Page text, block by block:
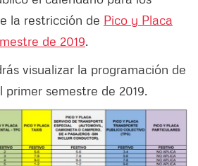
la restricción de Pico y Placa
de 2019.
visualizar la programación de
semestre de 2019.